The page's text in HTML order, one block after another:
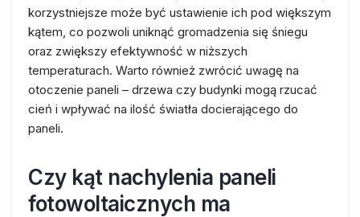
korzystniejsze może być ustawienie ich pod większym
kątem, co pozwoli uniknąć gromadzenia się śniegu
oraz zwiększy efektywność w niższych
temperaturach. Warto również zwrócić uwagę na
otoczenie paneli – drzewa czy budynki mogą rzucać
cień i wpływać na ilość światła docierającego do
paneli.
Czy kąt nachylenia paneli
fotowoltaicznych ma